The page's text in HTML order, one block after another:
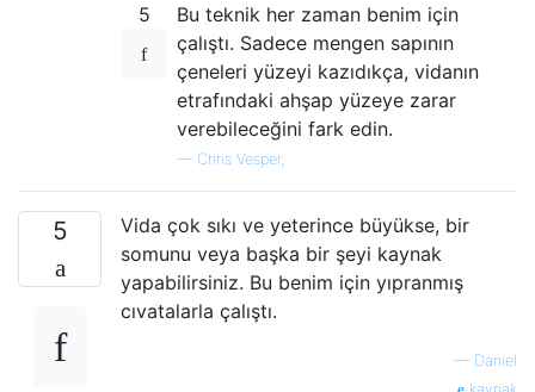
5
Bu teknik her zaman benim için
çalıştı. Sadece mengen sapının
çeneleri yüzeyi kazıdıkça, vidanın
etrafındaki ahşap yüzeye zarar
verebileceğini fark edin.
— Chris Vesper,
5
Vida çok sıkı ve yeterince büyükse, bir
somunu veya başka bir şeyi kaynak
yapabilirsiniz. Bu benim için yıpranmış
cıvatalarla çalıştı.
— Daniel